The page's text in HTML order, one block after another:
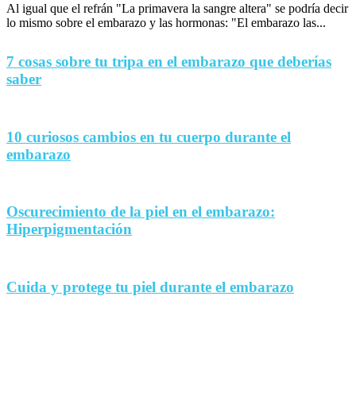
Al igual que el refrán "La primavera la sangre altera" se podría decir
lo mismo sobre el embarazo y las hormonas: "El embarazo las...
7 cosas sobre tu tripa en el embarazo que deberías
saber
10 curiosos cambios en tu cuerpo durante el
embarazo
Oscurecimiento de la piel en el embarazo:
Hiperpigmentación
Cuida y protege tu piel durante el embarazo